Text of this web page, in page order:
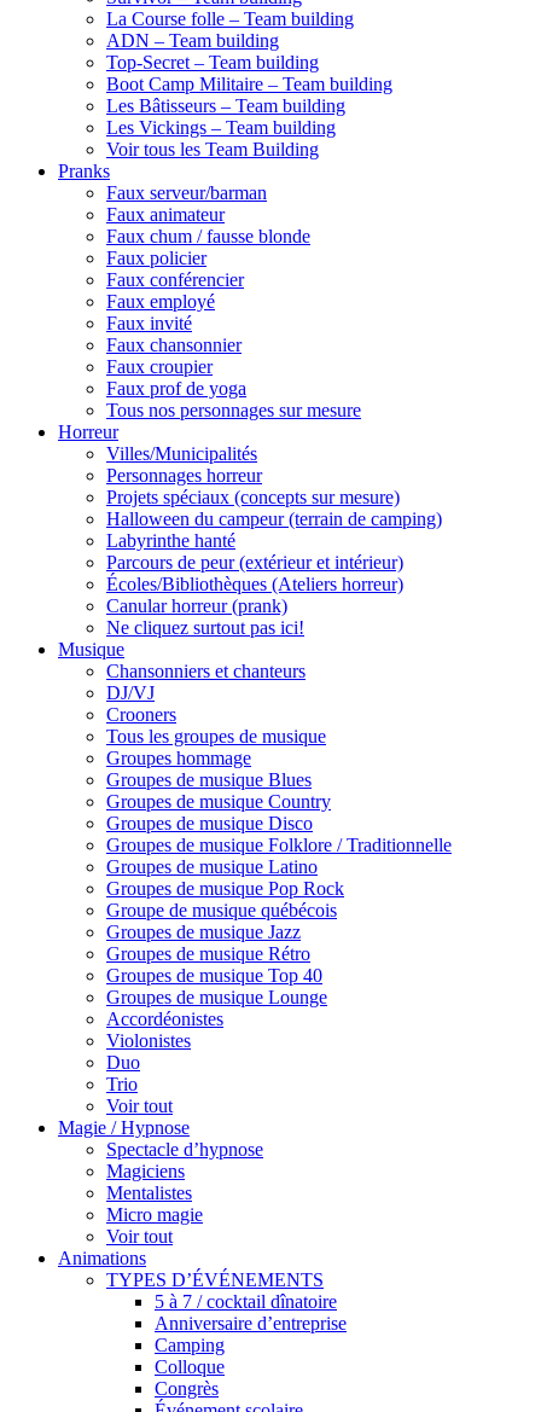
La Course folle – Team building
ADN – Team building
Top-Secret – Team building
Boot Camp Militaire – Team building
Les Bâtisseurs – Team building
Les Vickings – Team building
Voir tous les Team Building
Pranks
Faux serveur/barman
Faux animateur
Faux chum / fausse blonde
Faux policier
Faux conférencier
Faux employé
Faux invité
Faux chansonnier
Faux croupier
Faux prof de yoga
Tous nos personnages sur mesure
Horreur
Villes/Municipalités
Personnages horreur
Projets spéciaux (concepts sur mesure)
Halloween du campeur (terrain de camping)
Labyrinthe hanté
Parcours de peur (extérieur et intérieur)
Écoles/Bibliothèques (Ateliers horreur)
Canular horreur (prank)
Ne cliquez surtout pas ici!
Musique
Chansonniers et chanteurs
DJ/VJ
Crooners
Tous les groupes de musique
Groupes hommage
Groupes de musique Blues
Groupes de musique Country
Groupes de musique Disco
Groupes de musique Folklore / Traditionnelle
Groupes de musique Latino
Groupes de musique Pop Rock
Groupe de musique québécois
Groupes de musique Jazz
Groupes de musique Rétro
Groupes de musique Top 40
Groupes de musique Lounge
Accordéonistes
Violonistes
Duo
Trio
Voir tout
Magie / Hypnose
Spectacle d’hypnose
Magiciens
Mentalistes
Micro magie
Voir tout
Animations
TYPES D’ÉVÉNEMENTS
5 à 7 / cocktail dînatoire
Anniversaire d’entreprise
Camping
Colloque
Congrès